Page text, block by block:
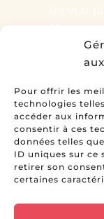
Pour offrir les
technologies
accéder aux
consentir à ces
données telles
ID uniques sur ce
retirer son
certaines
Marjorie